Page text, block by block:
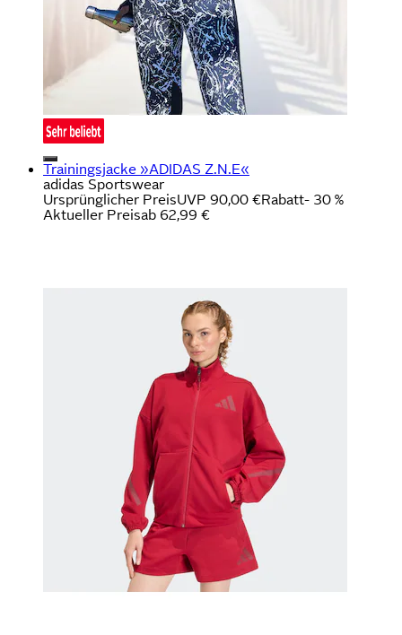
Trainingsjacke »ADIDAS Z.N.E«
adidas Sportswear
Ursprünglicher PreisUVP 90,00 €Rabatt- 30 %
Aktueller Preisab 62,99 €